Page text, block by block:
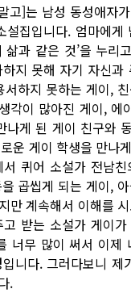
고]는 남성 동성애자
설집입니다. 엄마에게
삶과 같은 것’을 누리
지 못해 자기 자신과
하지 못하는 게이,
각이 많아진 게이, 에
나게 된 게이 친구와
운 게이 학생을 만나
퀴어 소설가 전남
곱씹게 되는 게이,
만 계속해서 이해를
받는 소설가 게이
너무 많이 써서 이제
니다. 그러다보니 제
.